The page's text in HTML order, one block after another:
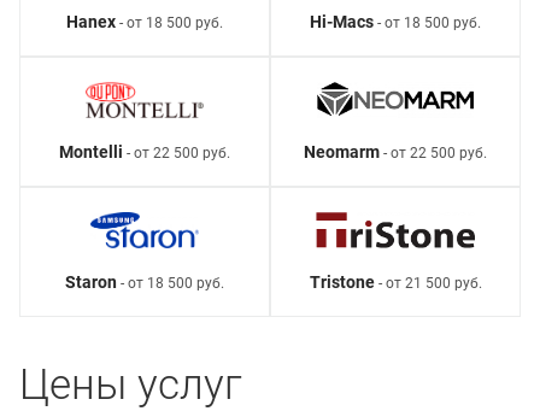
Hanex - от 18 500 руб. Hi-Macs - от 18 500 руб.
Montelli - от 22 500 руб. Neomarm - от 22 500 руб.
Staron - от 18 500 руб. Tristone- от 21 500 руб.
Цены услуг